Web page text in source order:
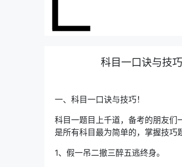
科目一口诀与技
一、科目一口诀与技巧！
科目一题目上千道，备考的朋友们
是所有科目最为简单的，掌握技巧
1、假一吊二撤三醉五逃终身。